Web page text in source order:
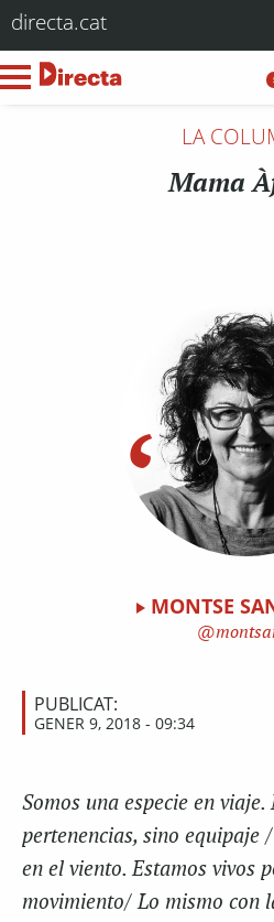
directa.cat
LA
Mama
MONTSE
PUBLICAT:
GENER 9, 2018 - 09:34
Somos una especie en
pertenencias, sino equipaje
en el viento. Estamos vivos
movimiento/ Lo mismo con